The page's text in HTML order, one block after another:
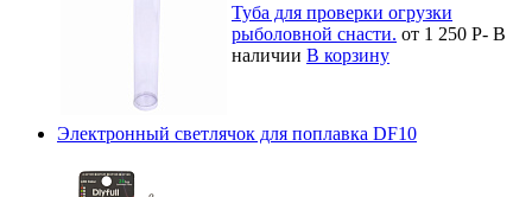
Туба для проверки огрузки
рыболовной снасти. от 1 250 Р- В
наличии В корзину
Электронный светлячок для поплавка DF10